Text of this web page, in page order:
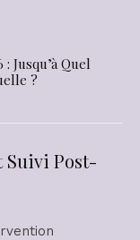
Jusqu’à Quel
?
Suivi Post-